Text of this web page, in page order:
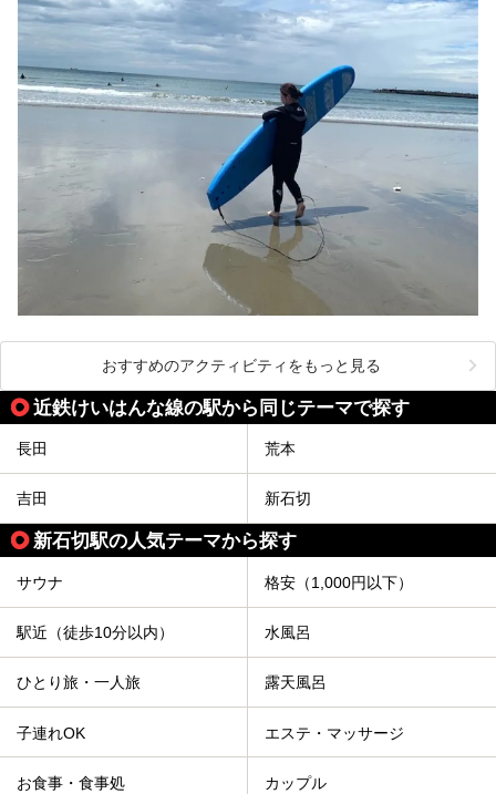
おすすめのアクティビティをもっと見る
近鉄けいはんな線の駅から同じテーマで探す
長田 荒本
吉田 新石切
新石切駅の人気テーマから探す
サウナ 格安（1,000円以下）
駅近（徒歩10分以内） 水風呂
ひとり旅・一人旅 露天風呂
子連れOK エステ・マッサージ
お食事・食事処 カップル